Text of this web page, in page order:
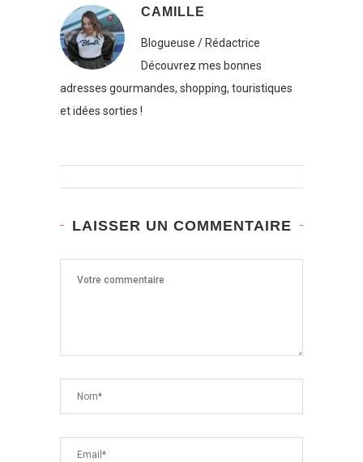
CAMILLE
Blogueuse / Rédactrice
Découvrez mes bonnes
adresses gourmandes, shopping, touristiques
et idées sorties !
LAISSER UN COMMENTAIRE